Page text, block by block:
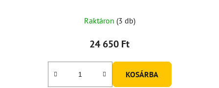
Raktáron (3 db)
24 650 Ft
KOSÁRBA